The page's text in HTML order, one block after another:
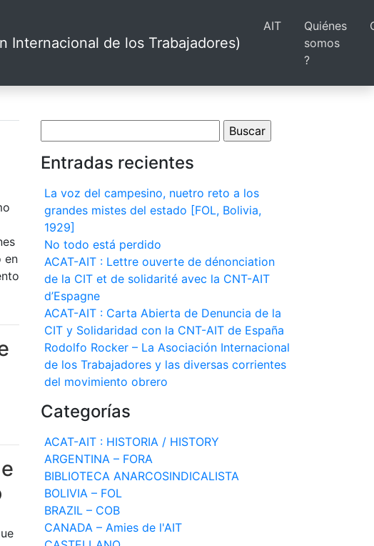
Internacional de los Trabajadores)
AIT
Quiénes
somos
?
en
Entradas recientes
La voz del campesino, nuetro reto a los
grandes mistes del estado [FOL, Bolivia,
1929]
No todo está perdido
ACAT-AIT : Lettre ouverte de dénonciation
de la CIT et de solidarité avec la CNT-AIT
d’Espagne
ACAT-AIT : Carta Abierta de Denuncia de la
CIT y Solidaridad con la CNT-AIT de España
Rodolfo Rocker – La Asociación Internacional
de los Trabajadores y las diversas corrientes
del movimiento obrero
Categorías
ACAT-AIT : HISTORIA / HISTORY
ARGENTINA – FORA
BIBLIOTECA ANARCOSINDICALISTA
BOLIVIA – FOL
BRAZIL – COB
CANADA – Amies de l'AIT